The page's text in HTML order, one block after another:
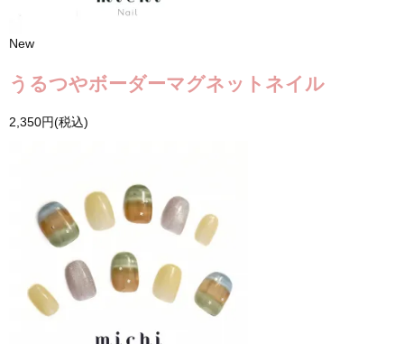
New
うるつやボーダーマグネットネイル
2,350円(税込)